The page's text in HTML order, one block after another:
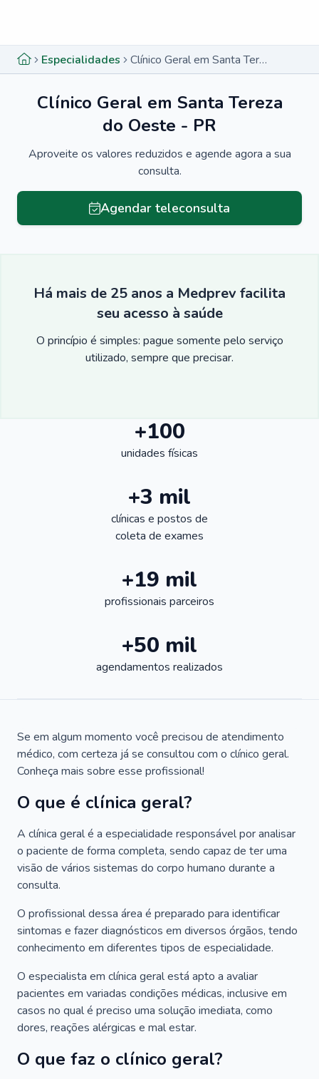
Especialidades Clínico Geral em Santa Tereza do Oeste - PR
Clínico Geral em Santa Tereza
do Oeste - PR
Aproveite os valores reduzidos e agende agora a sua
consulta.
Agendar teleconsulta
Há mais de 25 anos a Medprev facilita
seu acesso à saúde
O princípio é simples: pague somente pelo serviço
utilizado, sempre que precisar.
+100
unidades físicas
+3 mil
clínicas e postos de
coleta de exames
+19 mil
profissionais parceiros
+50 mil
agendamentos realizados
Se em algum momento você precisou de atendimento
médico, com certeza já se consultou com o clínico geral.
Conheça mais sobre esse profissional!
O que é clínica geral?
A clínica geral é a especialidade responsável por analisar
o paciente de forma completa, sendo capaz de ter uma
visão de vários sistemas do corpo humano durante a
consulta.
O profissional dessa área é preparado para identificar
sintomas e fazer diagnósticos em diversos órgãos, tendo
conhecimento em diferentes tipos de especialidade.
O especialista em clínica geral está apto a avaliar
pacientes em variadas condições médicas, inclusive em
casos no qual é preciso uma solução imediata, como
dores, reações alérgicas e mal estar.
O que faz o clínico geral?